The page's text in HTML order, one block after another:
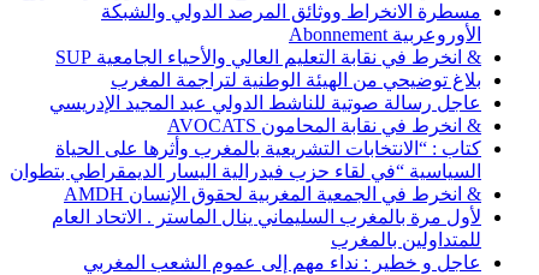
مسطرة الانخراط ووثائق المرصد الدولي والشبكة
الأوروعربية Abonnement
& انخرط في نقابة التعليم العالي والأحياء الجامعية SUP
بلاغ توضيحي من الهيئة الوطنية لتراجمة المغرب
عاجل رسالة صوتية للناشط الدولي عبد المجيد الإدريسي
& انخرط في نقابة المحامون AVOCATS
كتاب : “الانتخابات التشريعية بالمغرب وأثرها على الحياة
السياسية “في لقاء حزب فيدرالية اليسار الديمقراطي بتطوان
& انخرط في الجمعية المغربية لحقوق الإنسان AMDH
لأول مرة بالمغرب السليماني ينال الماستر . الاتحاد العام
للمتداولين بالمغرب
عاجل و خطير : نداء مهم إلى عموم الشعب المغربي